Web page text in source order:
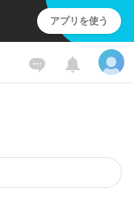
アプリを使う